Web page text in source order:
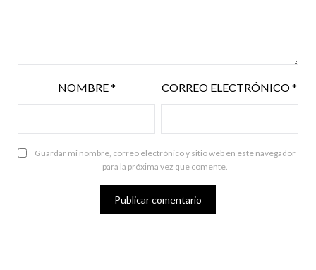
NOMBRE* CORREO ELECTRÓNICO*
Guardar mi nombre, correo electrónico y sitio web en este navegador
para la próxima vez que comente.